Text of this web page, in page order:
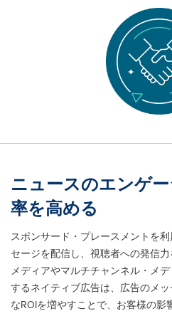
ニュースのエンゲ
率を高める
スポンサード・プレースメントを
セージを配信し、視聴者への発信
メディアやマルチチャンネル・メ
するネイティブ広告は、広告のメ
なROIを増やすことで、お客様の影